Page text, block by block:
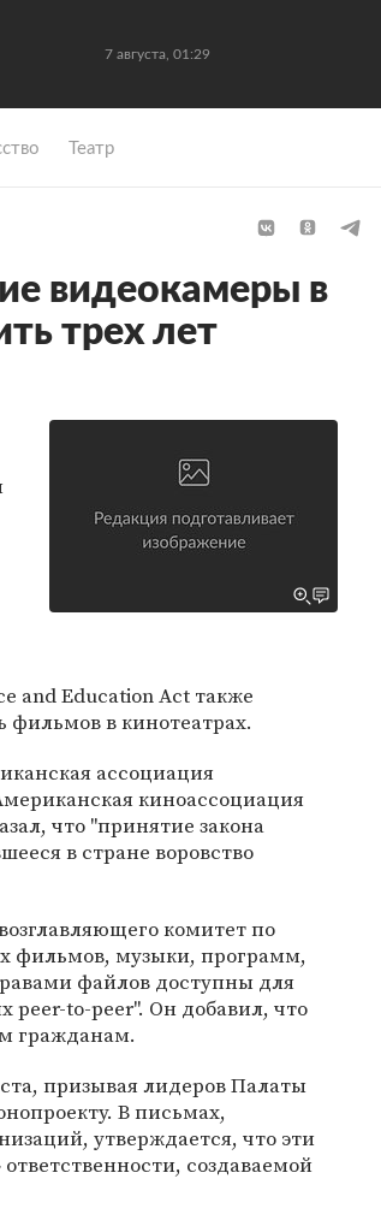
7 августа, 01:29
Театр
видеокамеры в
трех лет
and Education Act также
в кинотеатрах.
ассоциация
киноассоциация
что "принятие закона
в стране воровство
комитет по
фильмов, музыки, программ,
файлов доступны для
peer-to-peer". Он добавил, что
гражданам.
призывая лидеров Палаты
В письмах,
утверждается, что эти
создаваемой